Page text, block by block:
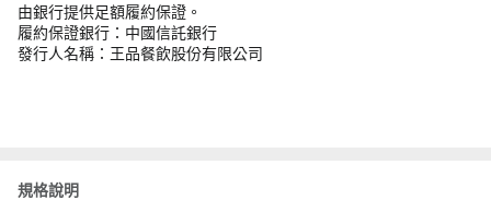
由銀行提供足額履約保證。
履約保證銀行：中國信託銀行
發行人名稱：王品餐飲股份有限公司
規格說明